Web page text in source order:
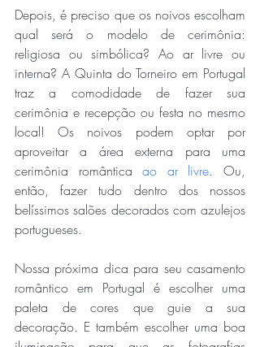
Depois, é preciso que os noivos escolham
qual será o modelo de cerimônia:
religiosa ou simbólica? Ao ar livre ou
interna? A Quinta do Torneiro em Portugal
traz a comodidade de fazer sua
cerimônia e recepção ou festa no mesmo
local! Os noivos podem optar por
aproveitar a área externa para uma
cerimônia romântica ao ar livre. Ou,
então, fazer tudo dentro dos nossos
belíssimos salões decorados com azulejos
portugueses.
Nossa próxima dica para seu casamento
romântico em Portugal é escolher uma
paleta de cores que guie a sua
decoração. E também escolher uma boa